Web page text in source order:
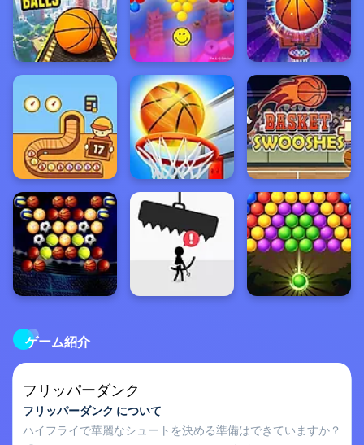
ゲーム紹介
フリッパーダンク
フリッパーダンク について
ハイフライで華麗なシュートを決める準備はできていますか？